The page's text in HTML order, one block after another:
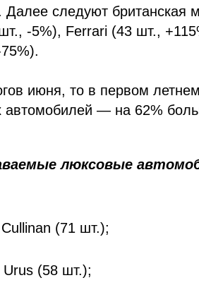
следуют британская
-5%), Ferrari (43 шт.,
июня, то в первом
автомобилей — на 62%
люксовые
(71 шт.);
Urus (58 шт.);